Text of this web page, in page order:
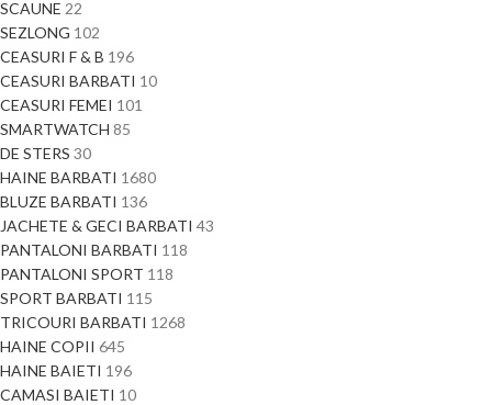
SCAUNE 22
SEZLONG 102
CEASURI F & B 196
CEASURI BARBATI 10
CEASURI FEMEI 101
SMARTWATCH 85
DE STERS 30
HAINE BARBATI 1680
BLUZE BARBATI 136
JACHETE & GECI BARBATI 43
PANTALONI BARBATI 118
PANTALONI SPORT 118
SPORT BARBATI 115
TRICOURI BARBATI 1268
HAINE COPII 645
HAINE BAIETI 196
CAMASI BAIETI 10